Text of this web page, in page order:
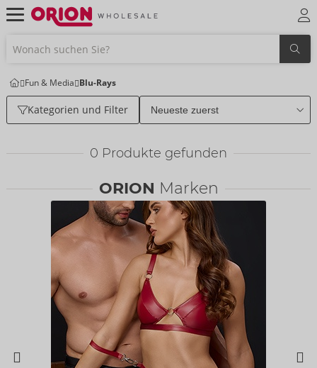
Fun & Media Blu-Rays
Kategorien und Filter
0 Produkte gefunden
ORION Marken